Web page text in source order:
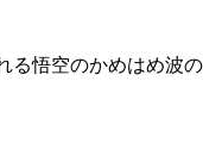
る悟空のかめはめ波の